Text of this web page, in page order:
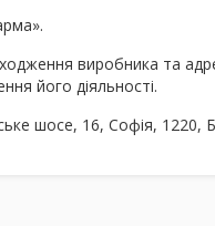
виробника та
його діяльності.
шосе, 16, Софія, 1220,